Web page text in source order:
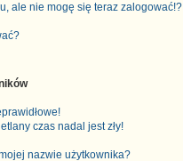
ale nie mogę się teraz
czas nadal jest zły!
nazwie użytkownika?